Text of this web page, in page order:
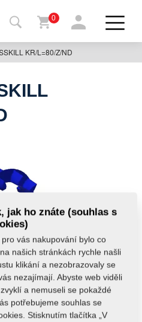
0
KR/L=80/Z/ND
jak ho znáte (souhlas s
vás nakupování bylo co
našich stránkách rychle našli
klikání a nezobrazovaly se
nezajímají. Abyste web viděli
a nemuseli se pokaždé
potřebujeme souhlas se
Stisknutím tlačítka „V